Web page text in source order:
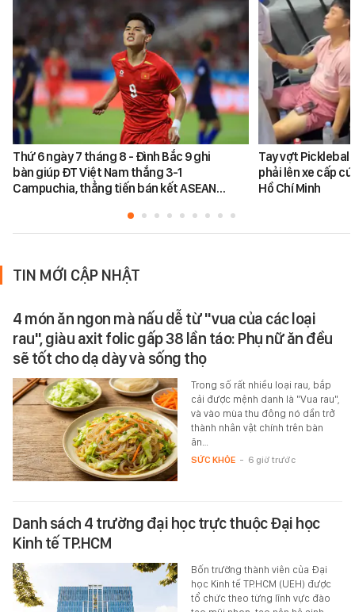
Thứ 6 ngày 7 tháng 8 - Đình Bắc 9 ghi
bàn giúp ĐT Việt Nam thắng 3-1
Campuchia, thẳng tiến bán kết ASEAN…
Tay vợt
phải lên xe cấp
Hồ Chí Minh
TIN MỚI CẬP NHẬT
4 món ăn ngon mà nấu dễ từ "vua của các loại
rau", giàu axit folic gấp 38 lần táo: Phụ nữ ăn đều
sẽ tốt cho dạ dày và sống thọ
Trong số rất nhiều loại rau, bắp
cải được mệnh danh là "Vua rau",
và vào mùa thu đông nó dần trở
thành nhân vật chính trên bàn
ăn…
SỨC KHỎE - 6 giờ trước
Danh sách 4 trường đại học trực thuộc Đại học
Kinh tế TP.HCM
Bốn trường thành viên của Đại
học Kinh tế TP.HCM (UEH) được
tổ chức theo từng lĩnh vực đào